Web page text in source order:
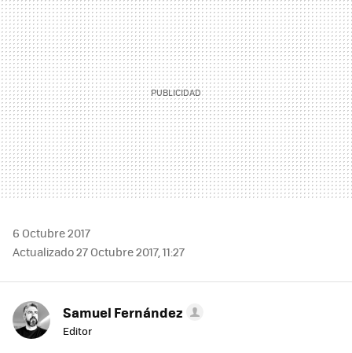
6 Octubre 2017
Actualizado 27 Octubre 2017, 11:27
Samuel Fernández
Editor